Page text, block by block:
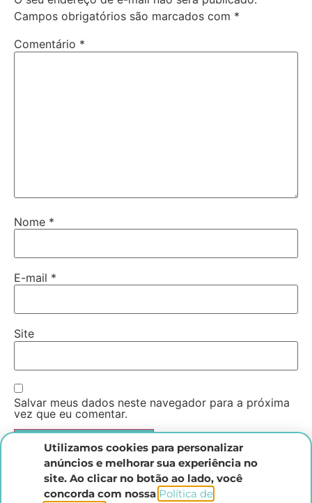
Campos obrigatórios são marcados com *
Comentário *
Nome *
E-mail *
Site
Salvar meus dados neste navegador para a próxima
vez que eu comentar.
Utilizamos cookies para personalizar
anúncios e melhorar sua experiência no
site. Ao clicar no botão ao lado, você
concorda com nossa Política de